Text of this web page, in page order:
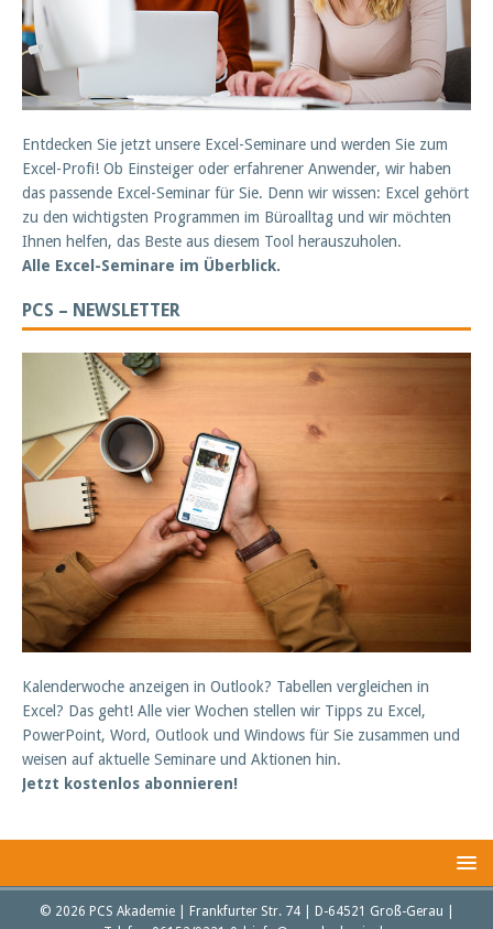
Entdecken Sie jetzt unsere Excel-Seminare und werden Sie zum
Excel-Profi! Ob Einsteiger oder erfahrener Anwender, wir haben
das passende Excel-Seminar für Sie. Denn wir wissen: Excel gehört
zu den wichtigsten Programmen im Büroalltag und wir möchten
Ihnen helfen, das Beste aus diesem Tool herauszuholen.
Alle Excel-Seminare im Überblick.
PCS – NEWSLETTER
Kalenderwoche anzeigen in Outlook? Tabellen vergleichen in
Excel? Das geht! Alle vier Wochen stellen wir Tipps zu Excel,
PowerPoint, Word, Outlook und Windows für Sie zusammen und
weisen auf aktuelle Seminare und Aktionen hin.
Jetzt kostenlos abonnieren!
© 2026 PCS Akademie | Frankfurter Str. 74 | D-64521 Groß-Gerau |